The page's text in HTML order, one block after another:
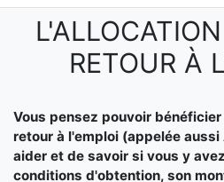
Aller au contenu principal
RETOUR À
Vous pensez pouvoir
retour à l'emploi (appelée aussi
aider et de savoir si vous y
conditions d'obtention, son